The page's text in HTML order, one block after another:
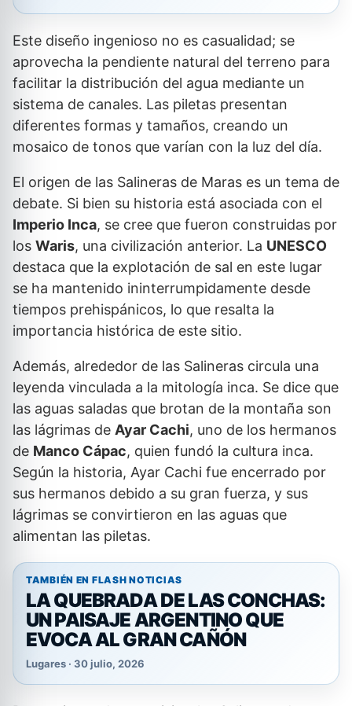
Este diseño ingenioso no es casualidad; se
aprovecha la pendiente natural del terreno para
facilitar la distribución del agua mediante un
sistema de canales. Las piletas presentan
diferentes formas y tamaños, creando un
mosaico de tonos que varían con la luz del día.
El origen de las Salineras de Maras es un tema de
debate. Si bien su historia está asociada con el
Imperio Inca, se cree que fueron construidas por
los Waris, una civilización anterior. La UNESCO
destaca que la explotación de sal en este lugar
se ha mantenido ininterrumpidamente desde
tiempos prehispánicos, lo que resalta la
importancia histórica de este sitio.
Además, alrededor de las Salineras circula una
leyenda vinculada a la mitología inca. Se dice que
las aguas saladas que brotan de la montaña son
las lágrimas de Ayar Cachi, uno de los hermanos
de Manco Cápac, quien fundó la cultura inca.
Según la historia, Ayar Cachi fue encerrado por
sus hermanos debido a su gran fuerza, y sus
lágrimas se convirtieron en las aguas que
alimentan las piletas.
TAMBIÉN EN FLASH NOTICIAS
LA QUEBRADA DE LAS CONCHAS:
UN PAISAJE ARGENTINO QUE
EVOCA AL GRAN CAÑÓN
Lugares · 30 julio, 2026